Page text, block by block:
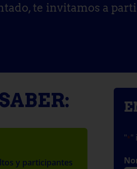
te invitamos a
y participantes
"*"